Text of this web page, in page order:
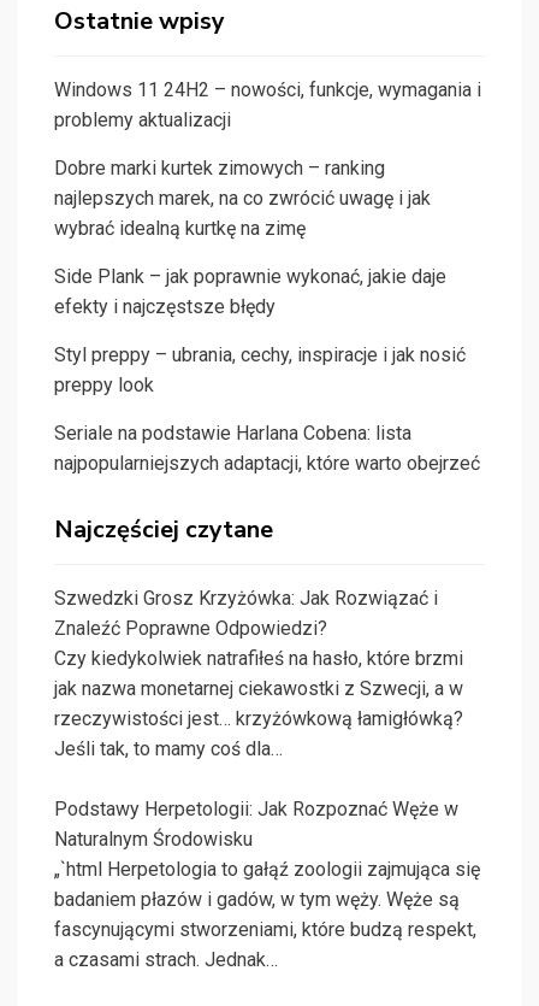
Ostatnie wpisy
Windows 11 24H2 – nowości, funkcje, wymagania i
problemy aktualizacji
Dobre marki kurtek zimowych – ranking
najlepszych marek, na co zwrócić uwagę i jak
wybrać idealną kurtkę na zimę
Side Plank – jak poprawnie wykonać, jakie daje
efekty i najczęstsze błędy
Styl preppy – ubrania, cechy, inspiracje i jak nosić
preppy look
Seriale na podstawie Harlana Cobena: lista
najpopularniejszych adaptacji, które warto obejrzeć
Najczęściej czytane
Szwedzki Grosz Krzyżówka: Jak Rozwiązać i
Znaleźć Poprawne Odpowiedzi?
Czy kiedykolwiek natrafiłeś na hasło, które brzmi
jak nazwa monetarnej ciekawostki z Szwecji, a w
rzeczywistości jest… krzyżówkową łamigłówką?
Jeśli tak, to mamy coś dla…
Podstawy Herpetologii: Jak Rozpoznać Węże w
Naturalnym Środowisku
„`html Herpetologia to gałąź zoologii zajmująca się
badaniem płazów i gadów, w tym węży. Węże są
fascynującymi stworzeniami, które budzą respekt,
a czasami strach. Jednak…